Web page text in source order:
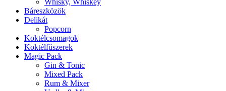
Whisky, Whiskey
Báreszközök
Delikát
Popcorn
Koktélcsomagok
Koktélfűszerek
Magic Pack
Gin & Tonic
Mixed Pack
Rum & Mixer